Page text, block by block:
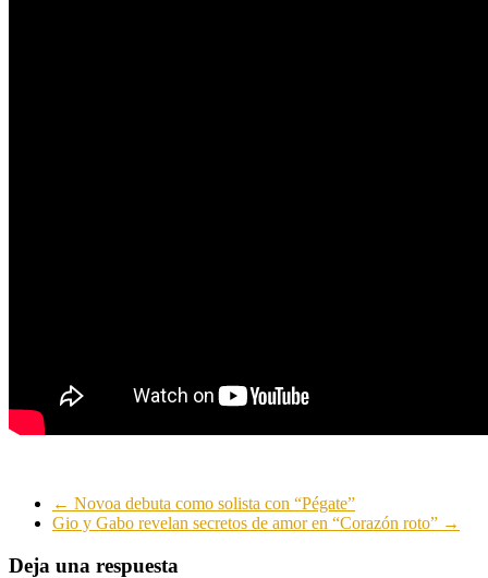
← Novoa debuta como solista con “Pégate”
Gio y Gabo revelan secretos de amor en “Corazón roto” →
Deja una respuesta